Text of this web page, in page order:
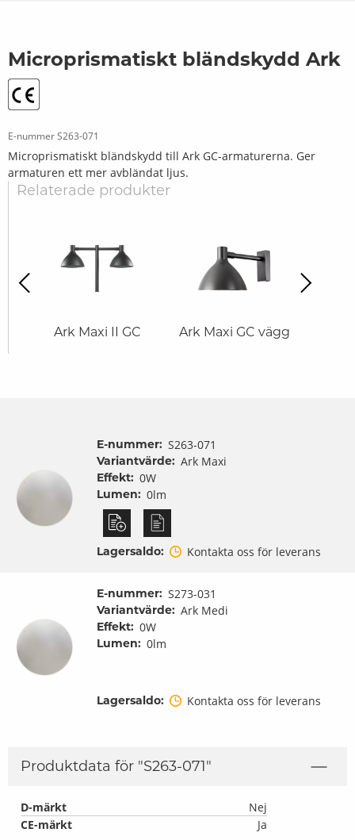
Microprismatiskt bländskydd Ark
E-nummerS263-071
Microprismatiskt bländskydd till Ark GC-armaturerna. Ger
armaturen ett mer avbländat ljus.
Relaterade produkter
Ark Maxi II GC Ark Maxi GC vägg
Next
E-nummer: S263-071
Variantvärde: Ark Maxi
Effekt: 0W
Lumen: 0lm
Lagersaldo: Kontakta oss för leverans
E-nummer: S273-031
Variantvärde: Ark Medi
Effekt: 0W
Lumen: 0lm
Lagersaldo: Kontakta oss för leverans
Produktdata för "S263-071"
D-märkt
Nej
CE-märkt
Ja